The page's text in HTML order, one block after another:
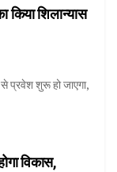
किया शिलान्यास
प्रवेश शुरू हो जाएगा,
विकास,